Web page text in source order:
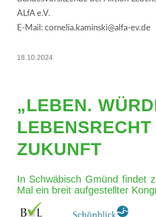
ALfA e.V.
E-Mail: cornelia.kaminski@alfa-ev.de
18.10.2024
„LEBEN.
LEBENSRECHT
ZUKUNFT
In Schwäbisch Gmünd findet
Mal ein breit aufgestellter